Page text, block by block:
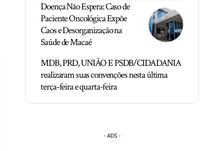
Doença Não Espera: Caso de
Paciente Oncológica Expõe
Caos e Desorganização na
Saúde de Macaé
MDB, PRD, UNIÃO E PSDB/CIDADANIA
realizaram suas convenções nesta última
terça-feira e quarta-feira
- ADS -